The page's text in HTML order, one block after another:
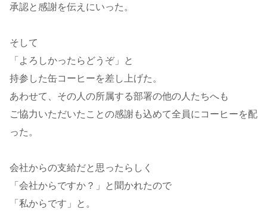
承認と感謝を伝えにいった。
そして
「よろしかったらどうぞ」と
持参した缶コーヒーを差し上げた。
あわせて、その人の所属する部署の他の人たちへも
ご協力いただいたことの感謝も込めて全員にコーヒーを配
った。
会社からの支給だと思ったらしく
「会社からですか？」と聞かれたので
「私からです」と。